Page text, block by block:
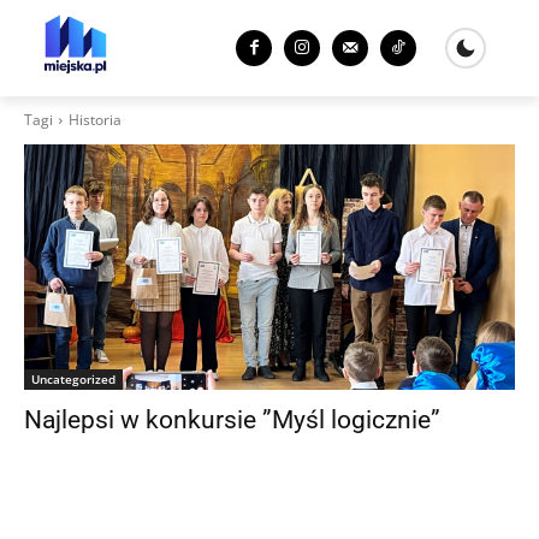
Tagi Historia
Uncategorized
Najlepsi w konkursie ”Myśl logicznie”